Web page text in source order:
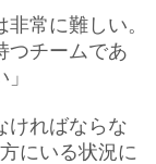
常に難しい。
つチームであ
ければならな
にいる状況に